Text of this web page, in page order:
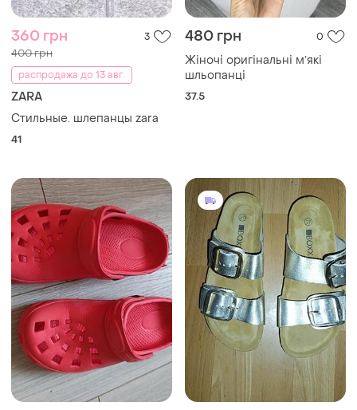
360 грн 3
400 грн
распродажа до 13 авг.
ZARA
Стильные. шлепанцы zara
41
480 грн 0
Жіночі оригінальні мʼякі
шльопанці
37.5